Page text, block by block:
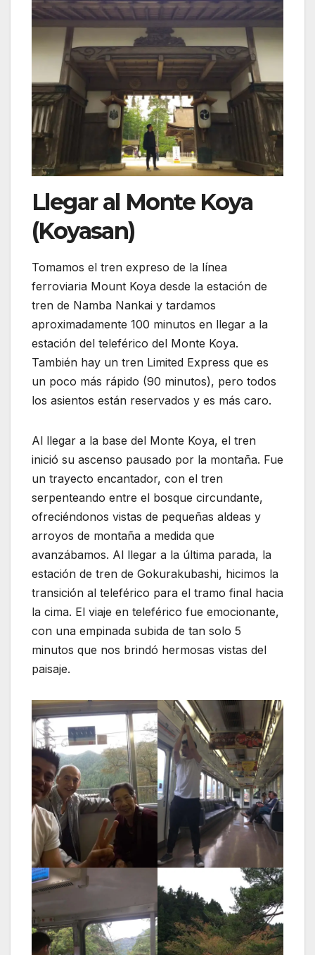
Llegar al Monte Koya
(Koyasan)
Tomamos el tren expreso de la línea
ferroviaria Mount Koya desde la estación de
tren de Namba Nankai y tardamos
aproximadamente 100 minutos en llegar a la
estación del teleférico del Monte Koya.
También hay un tren Limited Express que es
un poco más rápido (90 minutos), pero todos
los asientos están reservados y es más caro.
Al llegar a la base del Monte Koya, el tren
inició su ascenso pausado por la montaña. Fue
un trayecto encantador, con el tren
serpenteando entre el bosque circundante,
ofreciéndonos vistas de pequeñas aldeas y
arroyos de montaña a medida que
avanzábamos. Al llegar a la última parada, la
estación de tren de Gokurakubashi, hicimos la
transición al teleférico para el tramo final hacia
la cima. El viaje en teleférico fue emocionante,
con una empinada subida de tan solo 5
minutos que nos brindó hermosas vistas del
paisaje.